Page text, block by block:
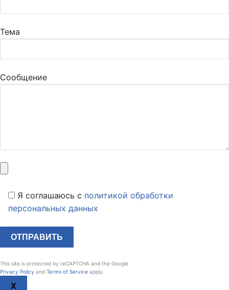
Тема
Сообщение
Я соглашаюсь c политикой обработки
персональных данных
This site is protected by reCAPTCHA and the Google
Privacy Policy and Terms of Service apply.
X